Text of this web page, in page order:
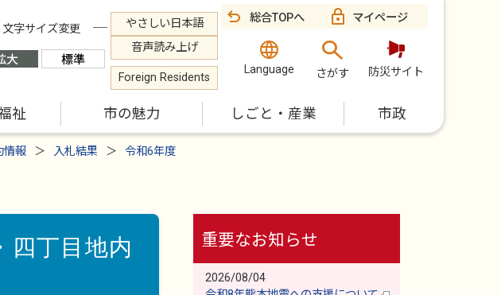
文字サイズ変更
やさしい日本語
音声読み上げ
Foreign Residents
総合TOPへ マイページ
Language さがす 防災サイト
祉 市の魅力 しごと・産業 市政
情報 入札結果
令和6年度
四丁目地内
重要なお知らせ
2026/08/04